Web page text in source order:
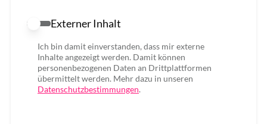
Externer Inhalt erlauben
Externer Inhalt
Ich bin damit einverstanden, dass mir externe
Inhalte angezeigt werden. Damit können
personenbezogenen Daten an Drittplattformen
übermittelt werden. Mehr dazu in unseren
Datenschutzbestimmungen.